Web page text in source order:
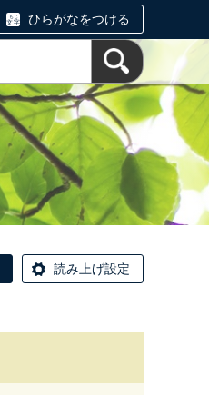
ひらがなをつける
読み上げ設定